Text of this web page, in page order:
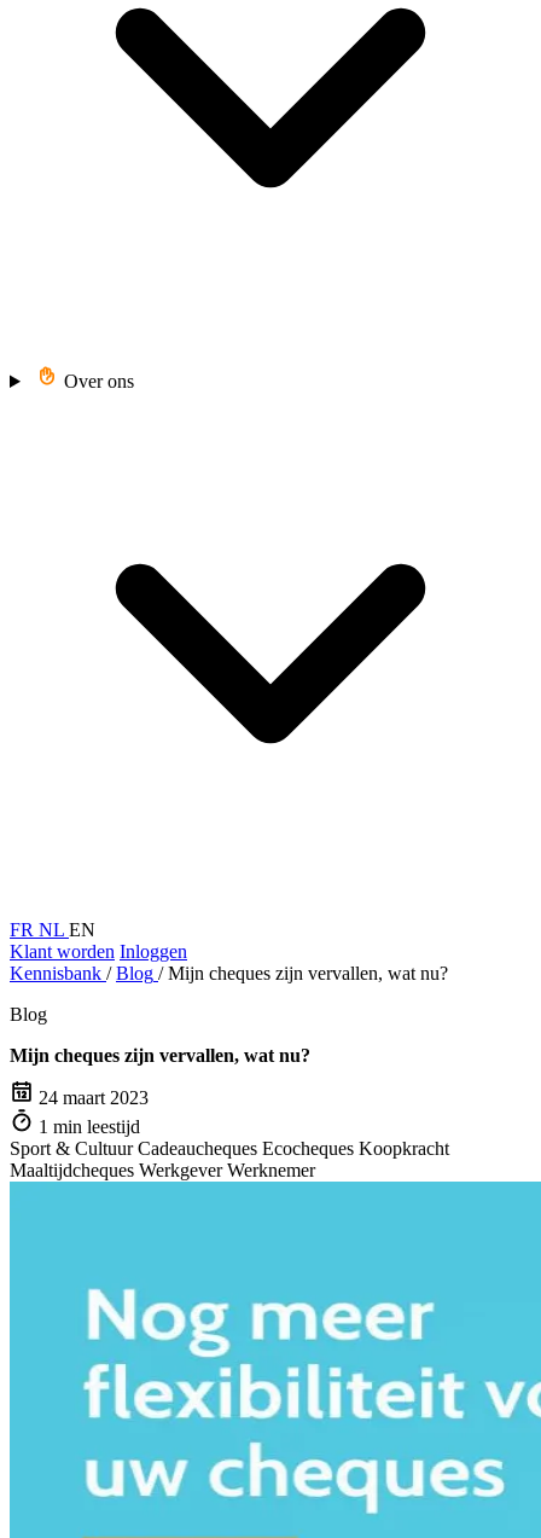
Over ons
FR NL EN
Klant worden Inloggen
Kennisbank / Blog / Mijn cheques zijn vervallen, wat nu?
Blog
Mijn cheques zijn vervallen, wat nu?
24 maart 2023
1 min leestijd
Sport & Cultuur Cadeaucheques Ecocheques Koopkracht
Maaltijdcheques Werkgever Werknemer